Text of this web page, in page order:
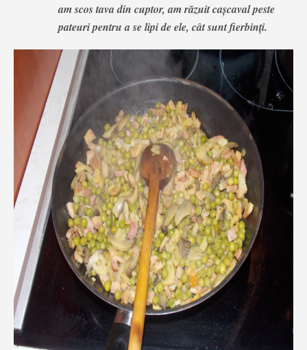
am scos tava din cuptor, am răzuit cașcaval peste
pateuri pentru a se lipi de ele, cât sunt fierbinți.